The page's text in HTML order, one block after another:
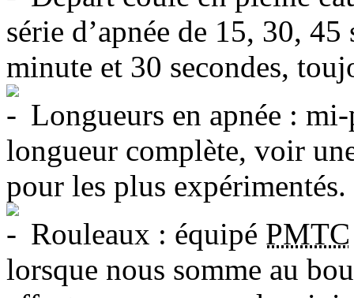
série d’apnée de 15, 30,
minute et 30 secondes,
Longueurs en apnée :
longueur complète, voir
pour les plus expérimentés.
Rouleaux : équipé PMTC
lorsque nous somme au